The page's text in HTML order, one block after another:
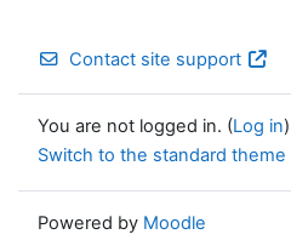
Contact site support
You are not logged in. (Log in)
Switch to the standard theme
Powered by Moodle